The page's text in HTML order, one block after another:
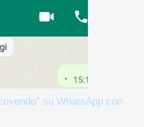
su WhatsApp con